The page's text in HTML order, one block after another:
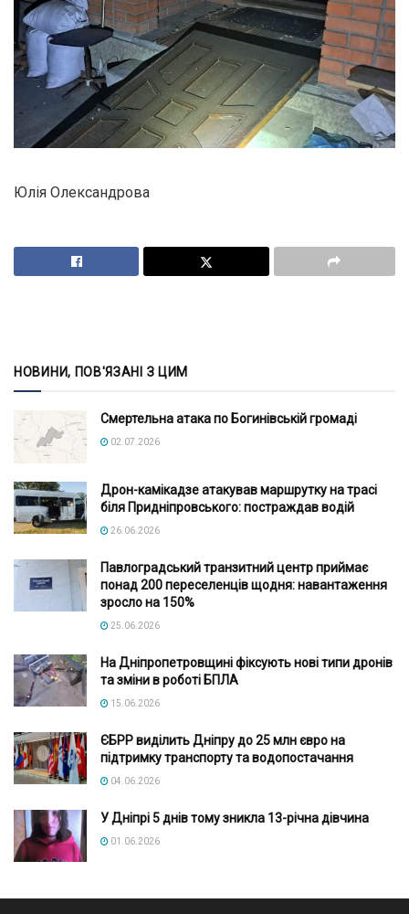
Юлія Олександрова
НОВИНИ, ПОВ'ЯЗАНІ З ЦИМ
Смертельна атака по Богинівській громаді
02.07.2026
Дрон-камікадзе атакував маршрутку на трасі
біля Придніпровського: постраждав водій
26.06.2026
Павлоградський транзитний центр приймає
понад 200 переселенців щодня: навантаження
зросло на 150%
25.06.2026
На Дніпропетровщині фіксують нові типи дронів
та зміни в роботі БПЛА
15.06.2026
ЄБРР виділить Дніпру до 25 млн євро на
підтримку транспорту та водопостачання
04.06.2026
У Дніпрі 5 днів тому зникла 13-річна дівчина
01.06.2026